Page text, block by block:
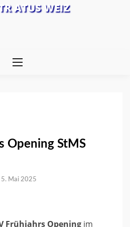
ATUS WEIZ
Opening StMS
5. Mai 2025
Frühjahrs Opening im